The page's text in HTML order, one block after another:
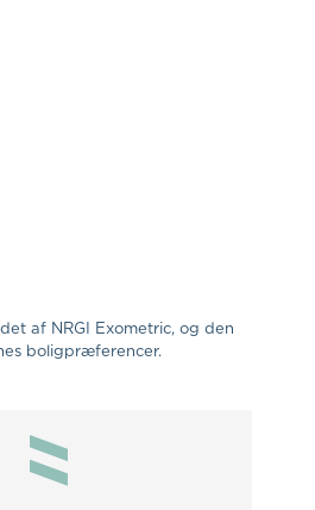
af NRGI Exometric, og den
boligpræferencer.